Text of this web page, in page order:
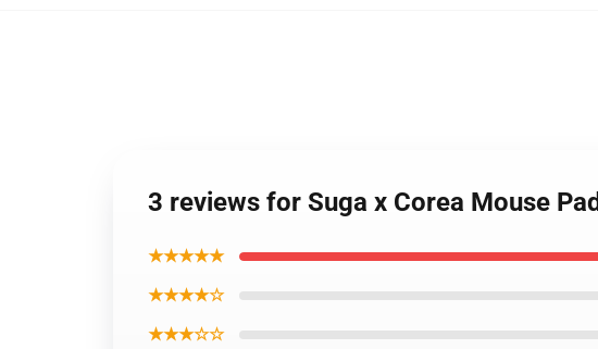
3 reviews for Suga x Corea Mouse Pad
★★★★★
★★★★☆
★★★☆☆